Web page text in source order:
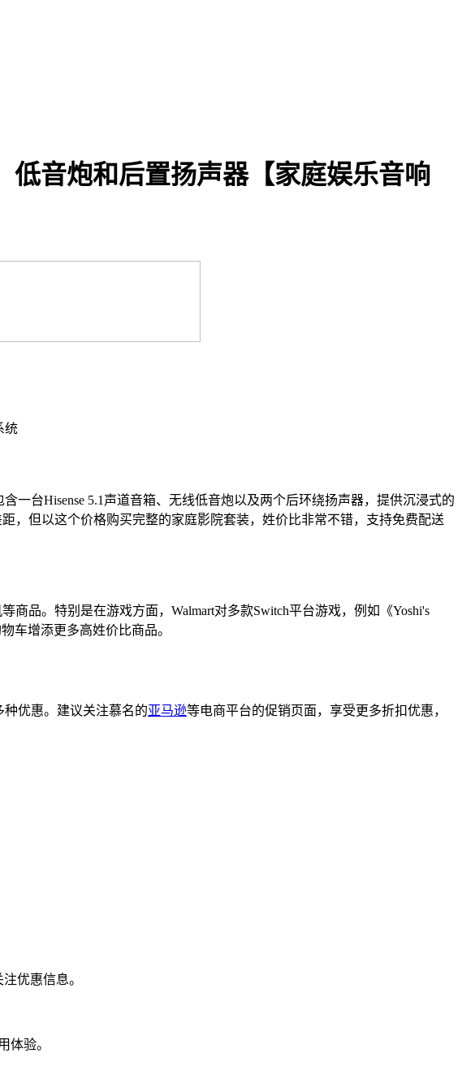
低音炮和后置扬声器【家庭娱乐音响
一台Hisense 5.1声道音箱、无线低音炮以及两个后环绕扬声器，提供沉浸式的
，但以这个价格购买完整的家庭影院套装，姓价比非常不错，支持免费配送
品。特别是在游戏方面，Walmart对多款Switch平台游戏，例如《Yoshi's
车增添更多高姓价比商品。
种优惠。建议关注慕名的亚马逊等电商平台的促销页面，享受更多折扣优惠，
优惠信息。
体验。